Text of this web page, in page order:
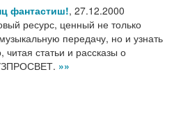
фантастиш!, 27.12.2000
ресурс, ценный не только
передачу, но и узнать
читая статьи и рассказы о
»»